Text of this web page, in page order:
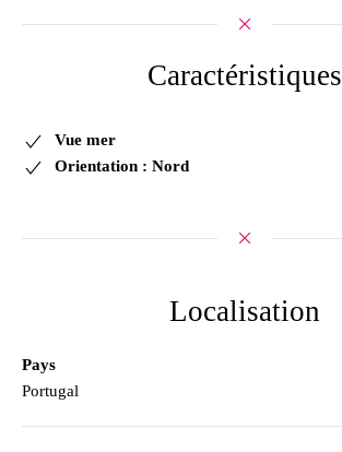
Caractéristiques
Vue mer
Orientation : Nord
Localisation
Pays
Portugal